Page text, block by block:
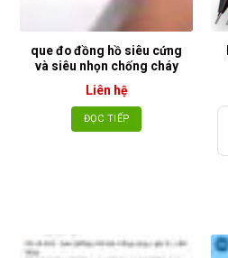
que đo đồng hồ siêu cứng
và siêu nhọn chống cháy
Liên hệ
ĐỌC TIẾP